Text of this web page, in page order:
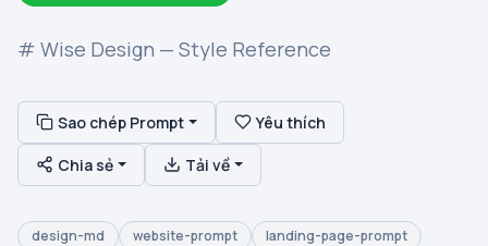
# Wise Design — Style Reference
Sao chép Prompt Yêu thích
Chia sẻ Tải về
design-md website-prompt
landing-page-prompt